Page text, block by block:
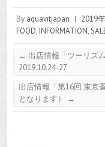
By aquavitjapan | 2019
FOOD, INFORMATION,
← 出店情報「ツーリズ
2019.10.24-27
出店情報「第16回 東京
となります）
→